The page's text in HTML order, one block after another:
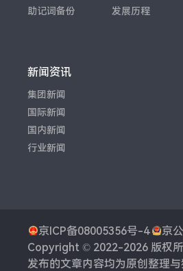
助记词备份
发展历程
新闻资讯
集团新闻
国际新闻
国内新闻
行业新闻
京ICP备08005356号-4
京
Copyright © 2022-2026 版权
发布的文章内容均为原创整理